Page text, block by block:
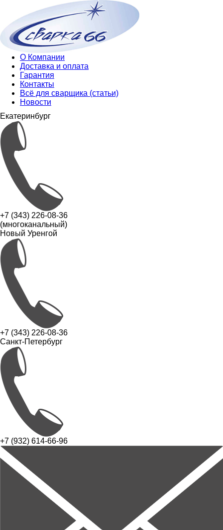
О Компании
Доставка и оплата
Гарантия
Контакты
Всё для сварщика (статьи)
Новости
Екатеринбург
+7 (343) 226-08-36
(многоканальный)
Новый Уренгой
+7 (343) 226-08-36
Санкт-Петербург
+7 (932) 614-66-96